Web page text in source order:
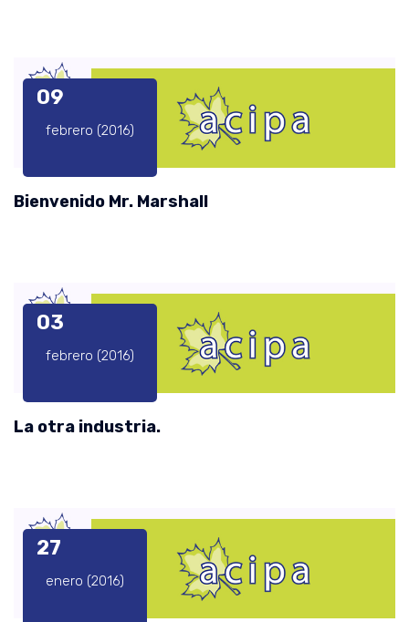
09
febrero (2016)
Bienvenido Mr. Marshall
03
febrero (2016)
La otra industria.
27
enero (2016)